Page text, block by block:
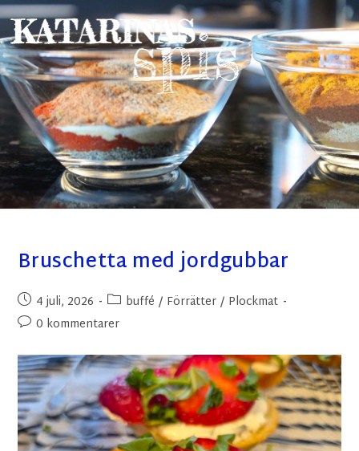
Bruschetta med jordgubbar
4 juli, 2026 buffé / Förrätter / Plockmat
0 kommentarer